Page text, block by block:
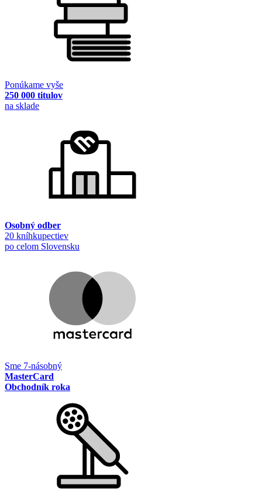
Ponúkame vyše
250 000 titulov
na sklade
Osobný odber
20 kníhkupectiev
po celom Slovensku
Sme 7-násobný
MasterCard
Obchodník roka